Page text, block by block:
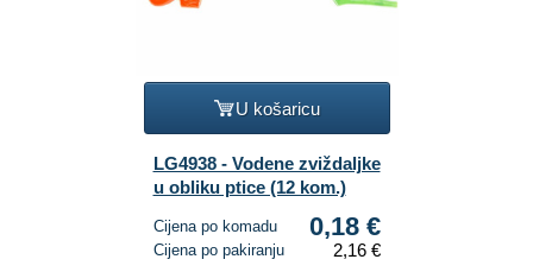
U košaricu
LG4938 - Vodene zviždaljke
u obliku ptice (12 kom.)
Cijena po komadu 0,18 €
Cijena po pakiranju 2,16 €